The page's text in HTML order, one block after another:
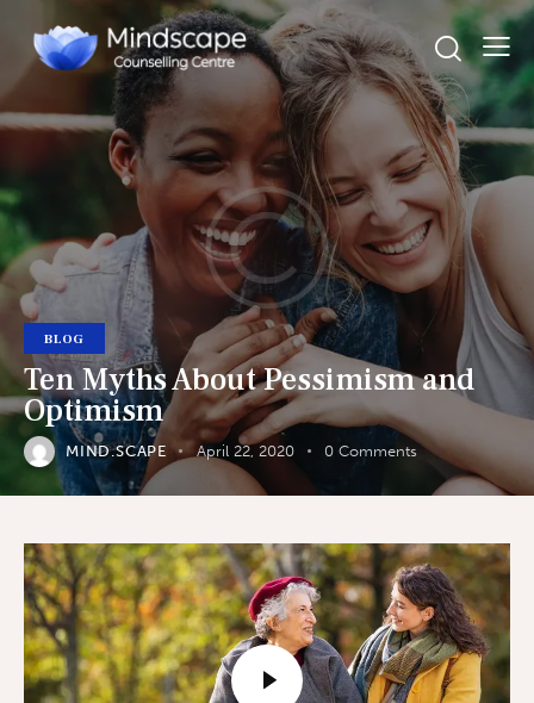
BLOG
Ten Myths About Pessimism and
Optimism
MIND.SCAPE April 22, 2020 0 Comments